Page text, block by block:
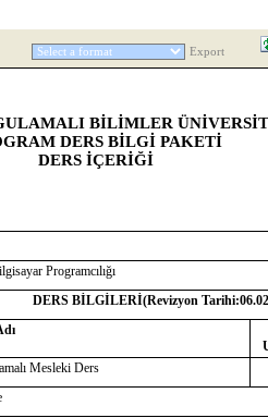
Export
BİLİMLER
DERS BİLGİ PAKETİ
DERS İÇERİĞİ
Programcılığı
DERS BİLGİLERİ(Revizyon Tarihi:
Mesleki Ders